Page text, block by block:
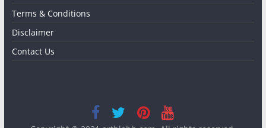
Terms & Conditions
Disclaimer
Contact Us